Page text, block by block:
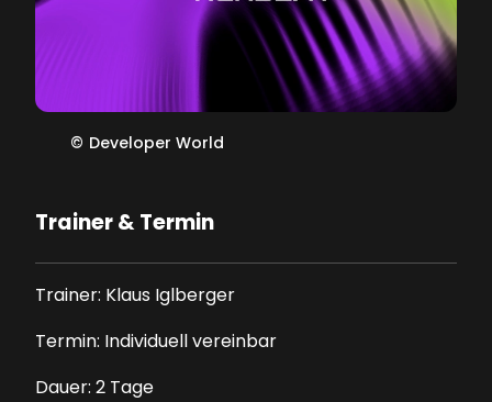
© Developer World
Trainer & Termin
Trainer: Klaus Iglberger
Termin: Individuell vereinbar
Dauer: 2 Tage